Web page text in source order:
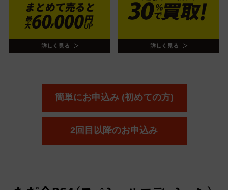
簡単にお申込み (初めての方)
2回目以降のお申込み